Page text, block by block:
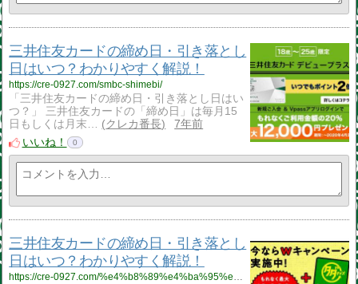
三井住友カードの締め日・引き落とし
日はいつ？わかりやすく解説！
https://cre-0927.com/smbc-shimebi/
「三井住友カードの締め日・引き落とし日はい
つ？」 三井住友カードの「締め日」は毎月15
日もしくは月末…
クレカ番長
7年前
いいね！
0
三井住友カードの締め日・引き落とし
日はいつ？わかりやすく解説！